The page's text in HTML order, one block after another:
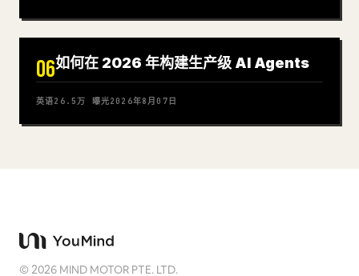
06如何在 2026 年构建生产级 AI Agents
英语26.5万 曝光2026年8月07日
©2026 MIND MOTOR PTE. LTD.